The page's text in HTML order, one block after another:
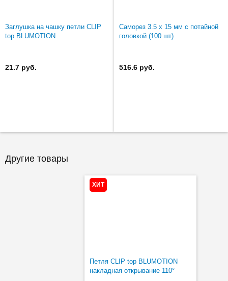
Заглушка на чашку петли CLIP
top BLUMOTION
21.7 руб.
Саморез 3.5 х 15 мм с потайной
головкой (100 шт)
516.6 руб.
Другие товары
ХИТ
Петля CLIP top BLUMOTION
накладная открывание 110°